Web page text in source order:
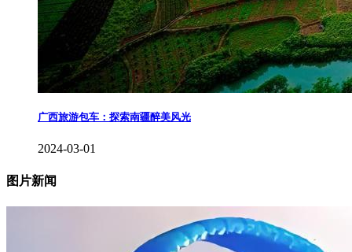
广西旅游包车：探索南疆醉美风光
2024-03-01
图片新闻